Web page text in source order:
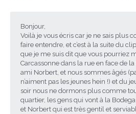
Bonjour,
Voilà je vous écris car je ne sais plus
faire entendre, et c’est à la suite du
que je me suis dit que vous pourriez
Carcassonne dans la rue en face de
ami Norbert, et nous sommes âgés
n’aiment pas les jeunes hein !) et du
soir nous ne dormons plus comme
quartier, les gens qui vont à la
et Norbert qui est très gentil et